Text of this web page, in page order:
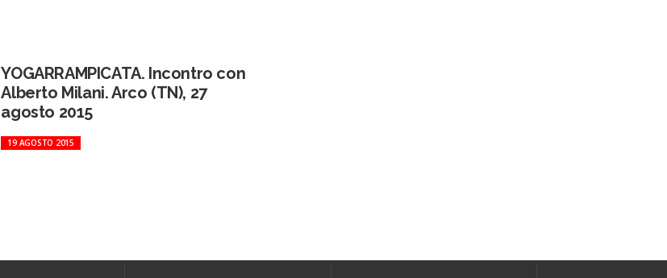
YOGARRAMPICATA. Incontro con
Alberto Milani. Arco (TN), 27
agosto 2015
19 AGOSTO 2015